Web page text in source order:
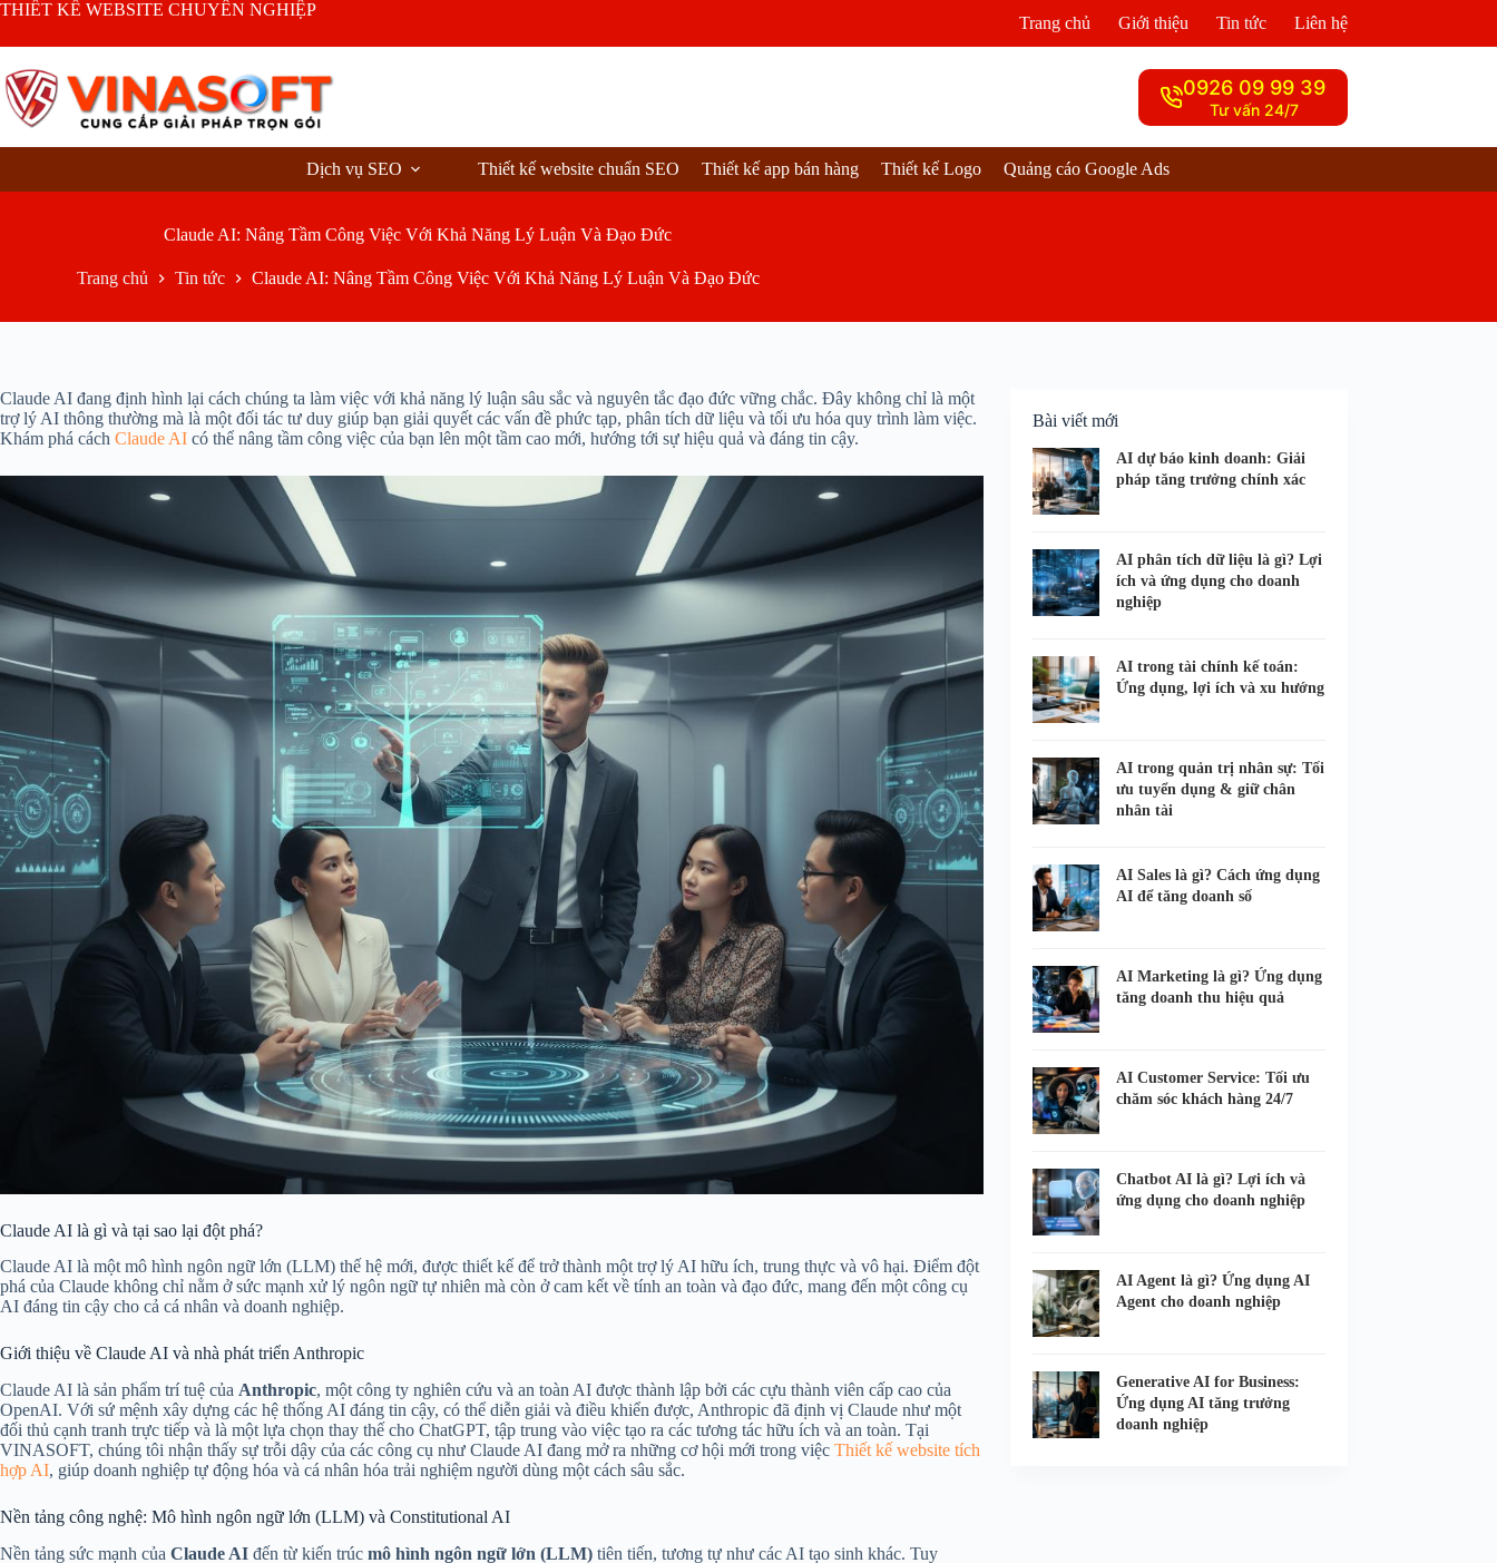
Chuyển
phần
nội
dung
THIẾT KẾ WEBSITE CHUYÊN NGHIỆP
Trang chủ Giới thiệu Tin tức Liên hệ
0926 09 99 39
Tư vấn 24/7
Dịch vụ SEO Thiết kế website chuẩn SEO Thiết kế app bán hàng Thiết kế Logo Quảng cáo Google Ads
Claude AI: Nâng Tầm Công Việc Với Khả Năng Lý Luận Và Đạo Đức
Trang chủ Tin tức Claude AI: Nâng Tầm Công Việc Với Khả Năng Lý Luận Và Đạo Đức
Claude AI đang định hình lại cách chúng ta làm việc với khả năng lý luận sâu sắc và nguyên tắc đạo đức vững chắc. Đây không chỉ là một
trợ lý AI thông thường mà là một đối tác tư duy giúp bạn giải quyết các vấn đề phức tạp, phân tích dữ liệu và tối ưu hóa quy trình làm việc.
Khám phá cách Claude AI có thể nâng tầm công việc của bạn lên một tầm cao mới, hướng tới sự hiệu quả và đáng tin cậy.
Claude AI là gì và tại sao lại đột phá?
Claude AI là một mô hình ngôn ngữ lớn (LLM) thế hệ mới, được thiết kế để trở thành một trợ lý AI hữu ích, trung thực và vô hại. Điểm đột
phá của Claude không chỉ nằm ở sức mạnh xử lý ngôn ngữ tự nhiên mà còn ở cam kết về tính an toàn và đạo đức, mang đến một công cụ
AI đáng tin cậy cho cả cá nhân và doanh nghiệp.
Giới thiệu về Claude AI và nhà phát triển Anthropic
Claude AI là sản phẩm trí tuệ của Anthropic, một công ty nghiên cứu và an toàn AI được thành lập bởi các cựu thành viên cấp cao của
OpenAI. Với sứ mệnh xây dựng các hệ thống AI đáng tin cậy, có thể diễn giải và điều khiển được, Anthropic đã định vị Claude như một
đối thủ cạnh tranh trực tiếp và là một lựa chọn thay thế cho ChatGPT, tập trung vào việc tạo ra các tương tác hữu ích và an toàn. Tại
VINASOFT, chúng tôi nhận thấy sự trỗi dậy của các công cụ như Claude AI đang mở ra những cơ hội mới trong việc Thiết kế website tích
hợp AI, giúp doanh nghiệp tự động hóa và cá nhân hóa trải nghiệm người dùng một cách sâu sắc.
Nền tảng công nghệ: Mô hình ngôn ngữ lớn (LLM) và Constitutional AI
Nền tảng sức mạnh của Claude AI đến từ kiến trúc mô hình ngôn ngữ lớn (LLM) tiên tiến, tương tự như các AI tạo sinh khác. Tuy
Bài viết mới
AI dự báo kinh doanh: Giải
pháp tăng trưởng chính xác
AI phân tích dữ liệu là gì? Lợi
ích và ứng dụng cho doanh
nghiệp
AI trong tài chính kế toán:
Ứng dụng, lợi ích và xu hướng
AI trong quản trị nhân sự: Tối
ưu tuyển dụng & giữ chân
nhân tài
AI Sales là gì? Cách ứng dụng
AI để tăng doanh số
AI Marketing là gì? Ứng dụng
tăng doanh thu hiệu quả
AI Customer Service: Tối ưu
chăm sóc khách hàng 24/7
Chatbot AI là gì? Lợi ích và
ứng dụng cho doanh nghiệp
AI Agent là gì? Ứng dụng AI
Agent cho doanh nghiệp
Generative AI for Business:
Ứng dụng AI tăng trưởng
doanh nghiệp